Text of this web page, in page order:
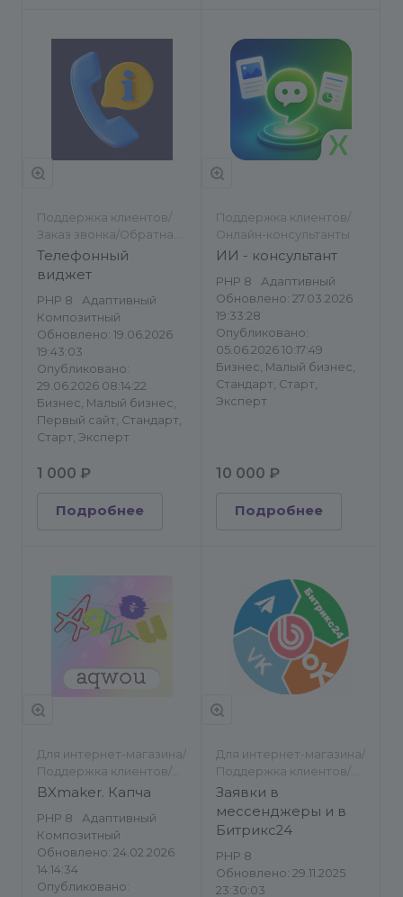
Поддержка клиентов/
Заказ звонка/Обратная
связь
Телефонный
виджет
PHP 8
Адаптивный
Композитный
Обновлено: 19.06.2026
19:43:03
Опубликовано:
29.06.2026 08:14:22
Бизнес, Малый бизнес,
Первый сайт, Стандарт,
Старт, Эксперт
1 000 ₽
Подробнее
Поддержка клиентов/
Онлайн-консультанты
ИИ - консультант
PHP 8
Адаптивный
Обновлено: 27.03.2026
19:33:28
Опубликовано:
05.06.2026 10:17:49
Бизнес, Малый бизнес,
Стандарт, Старт,
Эксперт
10 000 ₽
Подробнее
Для интернет-магазина/
Поддержка клиентов/
Другое/Другое
BXmaker. Капча
PHP 8
Адаптивный
Композитный
Обновлено: 24.02.2026
14:14:34
Опубликовано:
Для интернет-магазина/
Поддержка клиентов/
Другое/Другое
Заявки в
мессенджеры и в
Битрикс24
PHP 8
Обновлено: 29.11.2025
23:30:03